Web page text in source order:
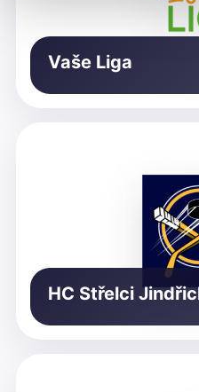
Vaše Liga
HC Střelci